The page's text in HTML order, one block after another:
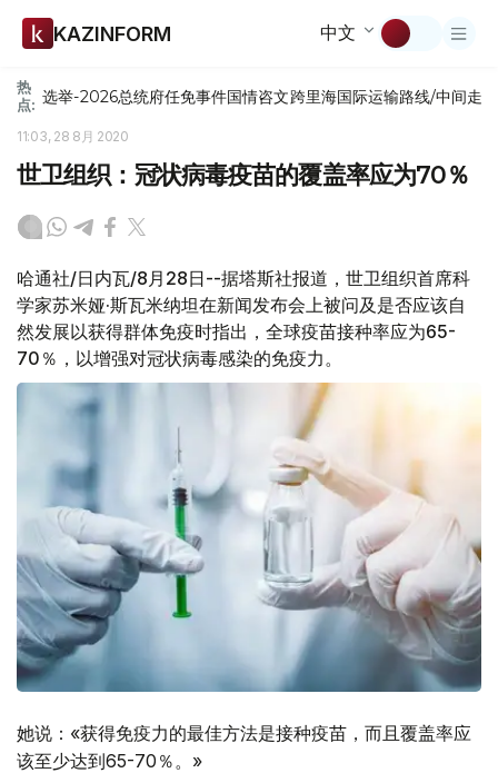
KAZINFORM 中文
热
点: 选举-2026总统府任免事件国情咨文跨里海国际运输路线/中间走廊
11:03, 28 8月 2020
世卫组织：冠状病毒疫苗的覆盖率应为70％
哈通社/日内瓦/8月28日--据塔斯社报道，世卫组织首席科
学家苏米娅·斯瓦米纳坦在新闻发布会上被问及是否应该自
然发展以获得群体免疫时指出，全球疫苗接种率应为65-
70％，以增强对冠状病毒感染的免疫力。
她说：«获得免疫力的最佳方法是接种疫苗，而且覆盖率应
该至少达到65-70％。»